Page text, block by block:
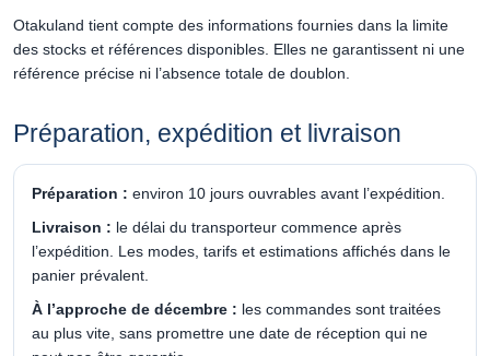
Otakuland tient compte des informations fournies dans la limite
des stocks et références disponibles. Elles ne garantissent ni une
référence précise ni l’absence totale de doublon.
Préparation, expédition et livraison
Préparation : environ 10 jours ouvrables avant l’expédition.
Livraison : le délai du transporteur commence après
l’expédition. Les modes, tarifs et estimations affichés dans le
panier prévalent.
À l’approche de décembre : les commandes sont traitées
au plus vite, sans promettre une date de réception qui ne